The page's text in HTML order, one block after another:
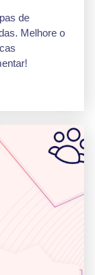
de
Melhore o